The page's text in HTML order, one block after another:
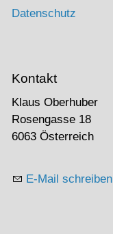
Datenschutz
Kontakt
Klaus Oberhuber
Rosengasse 18
6063 Österreich
E-Mail schreiben